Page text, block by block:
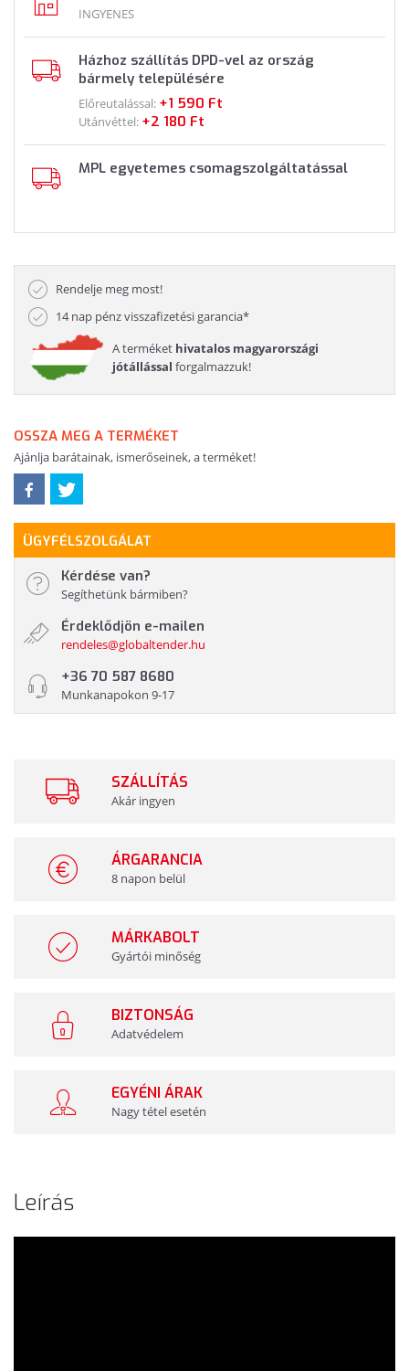
INGYENES
Házhoz szállítás DPD-vel az ország
bármely településére
Előreutalással: +1 590 Ft
Utánvéttel: +2 180 Ft
MPL egyetemes csomagszolgáltatással
Rendelje meg most!
14 nap pénz visszafizetési garancia*
A terméket hivatalos magyarországi
jótállással forgalmazzuk!
OSSZA MEG A TERMÉKET
Ajánlja barátainak, ismerőseinek, a terméket!
ÜGYFÉLSZOLGÁLAT
Kérdése van?
Segíthetünk bármiben?
Érdeklődjön e-mailen
rendeles@globaltender.hu
+36 70 587 8680
Munkanapokon 9-17
SZÁLLÍTÁS
Akár ingyen
ÁRGARANCIA
8 napon belül
MÁRKABOLT
Gyártói minőség
BIZTONSÁG
Adatvédelem
EGYÉNI ÁRAK
Nagy tétel esetén
Leírás